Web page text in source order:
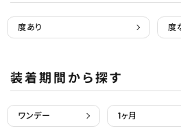
度あり 度
装着期間から探す
ワンデー 1ヶ月